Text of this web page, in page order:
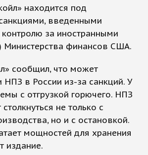
находится под
введенными
за иностранными
Министерства финансов США.
сообщил, что может
НПЗ в России из-за санкций. У
с отгрузкой горючего. НПЗ
не только с
но и с остановкой.
мощностей для хранения
издание.